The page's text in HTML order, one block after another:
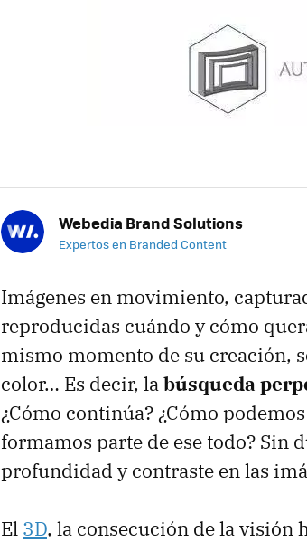
Webedia Brand Solutions
Expertos en Branded Content
Imágenes en movimiento,
reproducidas cuándo y cómo
mismo momento de su creación,
color… Es decir, labúsqueda
¿Cómo continúa? ¿Cómo
formamos parte de ese todo? Sin
profundidad y contraste en las
El 3D, la consecución de la visión